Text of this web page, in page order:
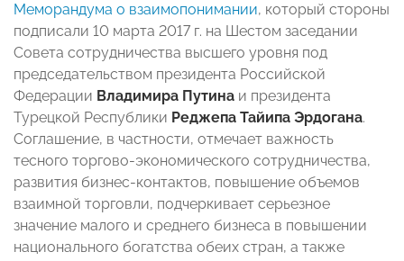
Меморандума о взаимопонимании, который стороны
подписали 10 марта 2017 г. на Шестом заседании
Совета сотрудничества высшего уровня под
председательством президента Российской
Федерации Владимира Путина и президента
Турецкой Республики Реджепа Тайипа Эрдогана.
Соглашение, в частности, отмечает важность
тесного торгово-экономического сотрудничества,
развития бизнес-контактов, повышение объемов
взаимной торговли, подчеркивает серьезное
значение малого и среднего бизнеса в повышении
национального богатства обеих стран, а также